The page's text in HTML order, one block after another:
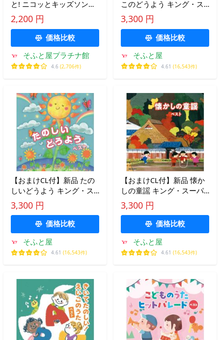
と! ニコッとキッズソング
〜ニコットマムズ・セレク
ション〜 / (CD) KICG760
2,200 円
価格比較
そふと屋プラチナ館
4.6 (2,706件)
このどうよう キング・ス
ーパー・ツイン・シリーズ
2026 / (CD) KICW7801
3,300 円
価格比較
そふと屋
4.61 (16,543件)
【おまけCL付】新品 たの
しいどうよう キング・ス
ーパー・ツイン・シリーズ
2026 / (CD) KICW7803
3,300 円
価格比較
そふと屋
4.61 (16,543件)
【おまけCL付】新品 懐か
しの童謡 キング・スーパ
ー・ツイン・シリーズ
2026 / (CD) KICW7805
3,300 円
価格比較
そふと屋
4.61 (16,543件)